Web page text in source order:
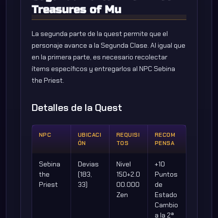
Treasures of Mu
La segunda parte de la quest permite que el
personaje avance a la Segunda Clase. Al igual que
en la primera parte, es necesario recolectar
ítems específicos y entregarlos al NPC Sebina
the Priest.
Detalles de la Quest
NPC
UBICACI
ÓN
REQUISI
TOS
RECOM
PENSA
Sebina
the
Priest
Devias
(183,
33)
Nivel
150+2.0
00.000
Zen
+10
Puntos
de
Estado
Cambio
a la 2ª